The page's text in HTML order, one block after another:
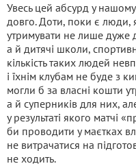
Увесь цей абсурд у
довго. Доти, поки є люди,
утримувати не лише дуже
а й дитячі школи,
кількість таких людей
і їхнім клубам не буде з
могли б за власні кошти
а й суперників для них,
у результаті якого матчі
би проводити у маєтках
не витрачатися на
не ходить.